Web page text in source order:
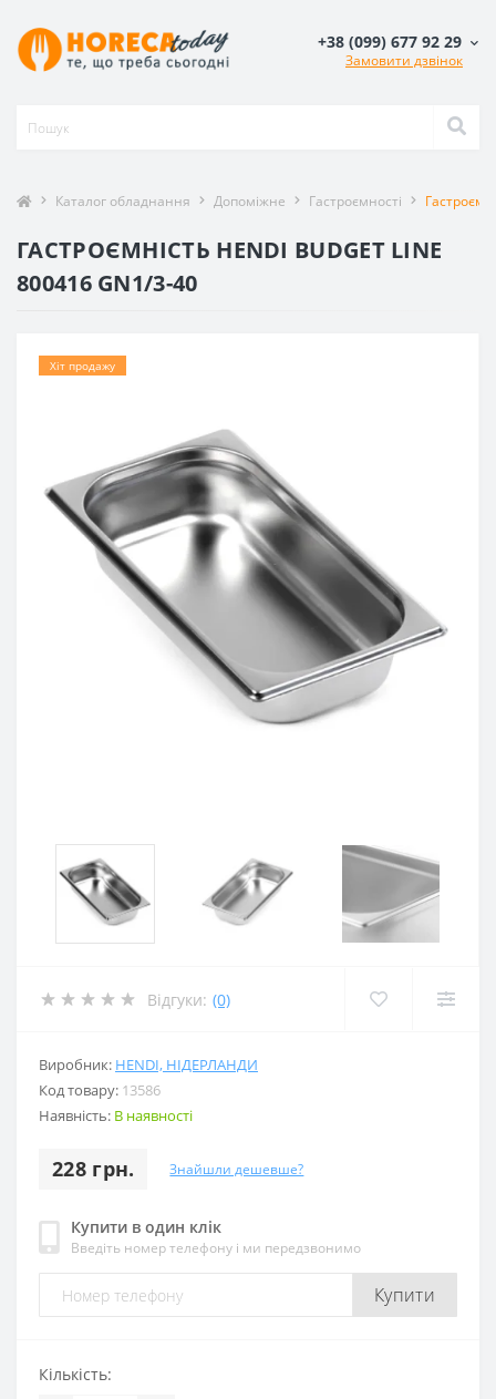
+38 (099) 677 92 29
Замовити дзвінок
Каталог обладнання Допоміжне Гастроємності
ГАСТРОЄМНІСТЬ HENDI BUDGET LINE
800416 GN1/3-40
Хіт продажу
Відгуки: (0)
Виробник: HENDI, НІДЕРЛАНДИ
Код товару: 13586
Наявність: В наявності
228 грн. Знайшли дешевше?
Купити в один клік
Введіть номер телефону і ми передзвонимо
Купити
Кількість: